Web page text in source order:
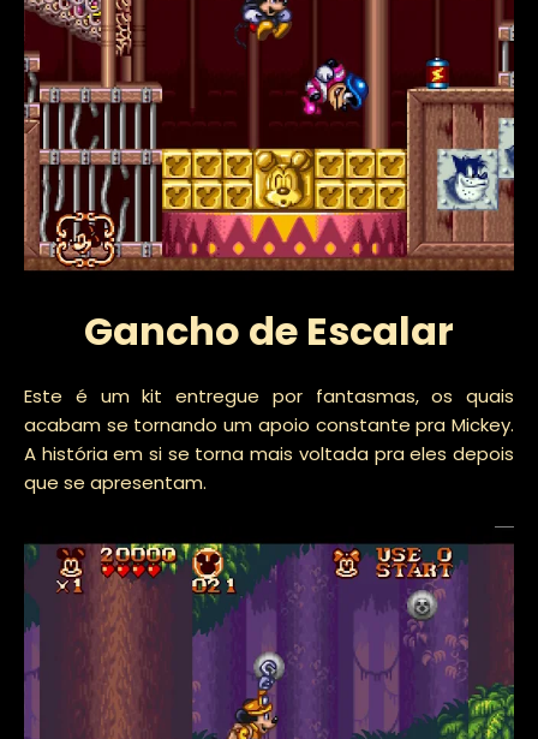
Gancho de Escalar
Este é um kit entregue por fantasmas, os quais
acabam se tornando um apoio constante pra Mickey.
A história em si se torna mais voltada pra eles depois
que se apresentam.